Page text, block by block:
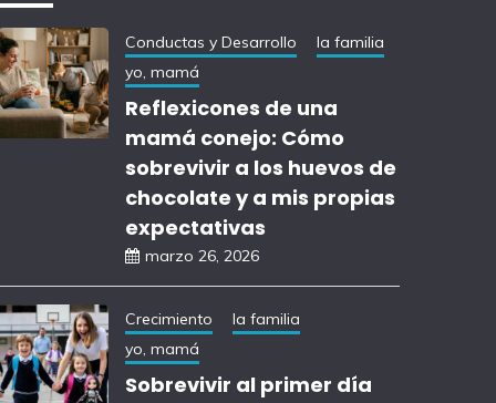
Conductas y Desarrollo
la familia
yo, mamá
Reflexicones de una
mamá conejo: Cómo
sobrevivir a los huevos de
chocolate y a mis propias
expectativas
marzo 26, 2026
Crecimiento
la familia
yo, mamá
Sobrevivir al primer día